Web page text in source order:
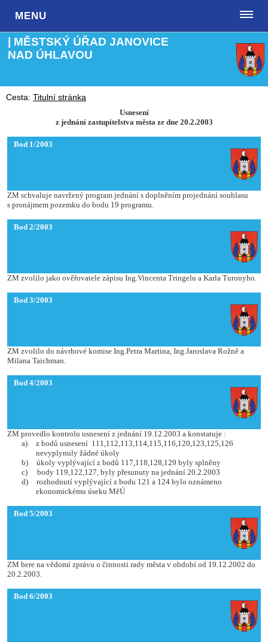
MENU
| MĚSTSKÝ ÚŘAD JANOVICE
NAD ÚHLAVOU
Cesta: Titulní stránka
Usnesení
z jednání zastupitelstva města ze dne 20.2.2003
Bod 1/2003
ZM schvaluje navržený program jednání s doplněním projednání souhlasu
s pronájmem pozemku do bodu 19 programu.
Bod 2/2003
ZM zvolilo jako ověřovatele zápisu Ing.Vincenta Tringelu a Karla Turonyho.
Bod 3/2003
ZM zvolilo do návrhové komise Ing.Petra Martina, Ing.Jaroslava Rožně a
Milana Taichman.
Bod 4/2003
ZM provedlo kontrolu usnesení z jednání 19.12.2003 a konstatuje :
a)
z bodů usnesení 111,112,113,114,115,116,120,123,125,126
nevyplynuly žádné úkoly
b)
úkoly vyplývající z bodů 117,118,128,129 byly splněny
c)
body 119,122,127, byly přesunuty na jednání 20.2.2003
d)
rozhodnutí vyplývající z bodu 121 a 124 bylo oznámeno
ekonomickému úseku MěÚ
Bod 5/2003
ZM bere na vědomí zprávu o činnosti rady města v období od 19.12.2002 do
20.2.2003.
Bod 6/2003